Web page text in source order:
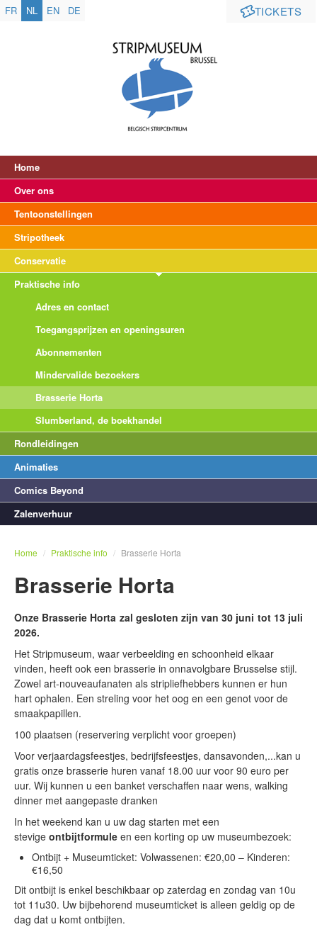
TICKETS
FR NL EN DE
Home
Over ons
Tentoonstellingen
Stripotheek
Conservatie
Praktische info
Adres en contact
Toegangsprijzen en openingsuren
Abonnementen
Mindervalide bezoekers
Brasserie Horta
Slumberland, de boekhandel
Rondleidingen
Animaties
Comics Beyond
Zalenverhuur
Home / Praktische info / Brasserie Horta
Brasserie Horta
Onze Brasserie Horta zal gesloten zijn van 30 juni tot 13 juli
2026.
Het Stripmuseum, waar verbeelding en schoonheid elkaar
vinden, heeft ook een brasserie in onnavolgbare Brusselse stijl.
Zowel art-nouveaufanaten als stripliefhebbers kunnen er hun
hart ophalen. Een streling voor het oog en een genot voor de
smaakpapillen.
100 plaatsen (reservering verplicht voor groepen)
Voor verjaardagsfeestjes, bedrijfsfeestjes, dansavonden,...kan u
gratis onze brasserie huren vanaf 18.00 uur voor 90 euro per
uur. Wij kunnen u een banket verschaffen naar wens, walking
dinner met aangepaste dranken
In het weekend kan u uw dag starten met een
stevige ontbijtformule en een korting op uw museumbezoek:
Ontbijt + Museumticket: Volwassenen: €20,00 – Kinderen:
€16,50
Dit ontbijt is enkel beschikbaar op zaterdag en zondag van 10u
tot 11u30. Uw bijbehorend museumticket is alleen geldig op de
dag dat u komt ontbijten.